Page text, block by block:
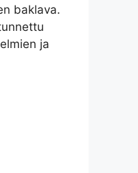
baklava.
ja